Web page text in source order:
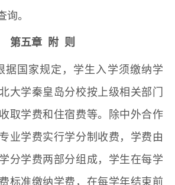
询。
第五章 附 则
据国家规定，学生入学须缴纳学
大学秦皇岛分校按上级相关部门
取学费和住宿费等。除中外合作
业学费实行学分制收费，学费由
分学费两部分组成，学生在每学
标准缴纳学费，在每学年结束前